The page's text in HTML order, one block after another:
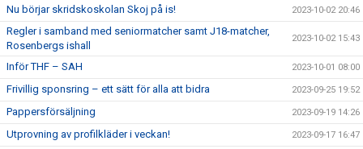
Nu börjar skridskoskolan Skoj på is! 2023-10-02 20:46
Regler i samband med seniormatcher samt J18-matcher,
Rosenbergs ishall
2023-10-02 15:43
Inför THF – SAH 2023-10-01 08:00
Frivillig sponsring – ett sätt för alla att bidra 2023-09-25 19:52
Pappersförsäljning 2023-09-19 14:26
Utprovning av profilkläder i veckan! 2023-09-17 16:47